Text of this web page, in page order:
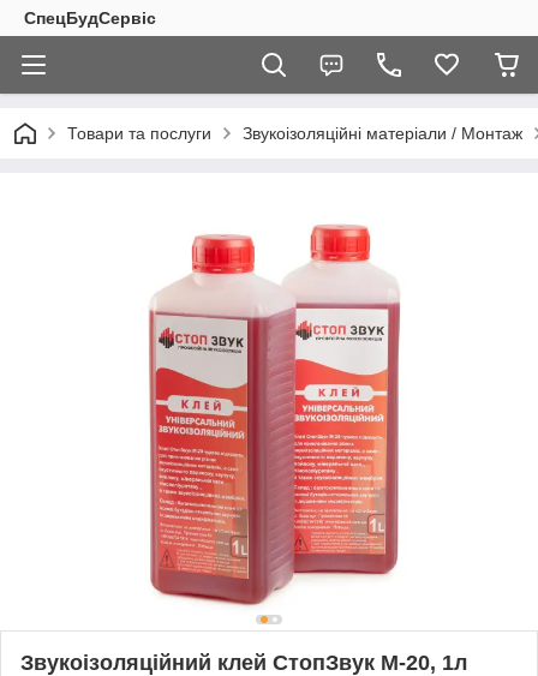
СпецБудСервіс
Товари та послуги Звукоізоляційні матеріали / Монтаж
Звукоізоляційний клей СтопЗвук М-20, 1л